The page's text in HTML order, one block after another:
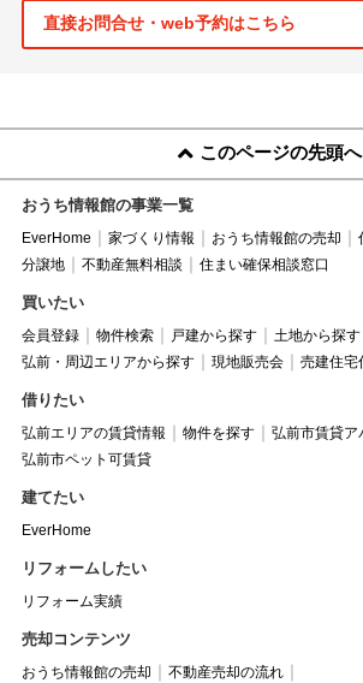
直接お問合せ・web予約はこちら
このページの先頭へ
おうち情報館の事業一覧
EverHome 家づくり情報 おうち情報館の売却
分譲地
不動産無料相談 住まい確保相談窓口
買いたい
会員登録 物件検索 戸建から探す
土地から探す
弘前・周辺エリアから探す
現地販売会 売建住宅
借りたい
弘前エリアの賃貸情報 物件を探す 弘前市賃貸ア
弘前市ペット可賃貸
建てたい
EverHome
リフォームしたい
リフォーム実績
売却コンテンツ
おうち情報館の売却
不動産売却の流れ